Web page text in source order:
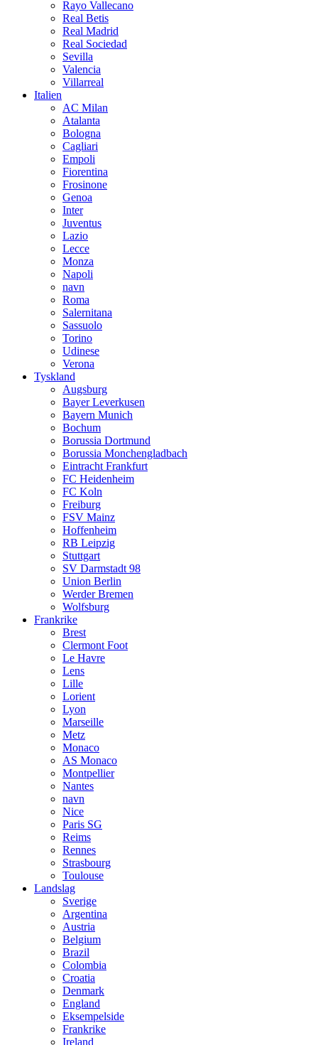
Rayo Vallecano
Real Betis
Real Madrid
Real Sociedad
Sevilla
Valencia
Villarreal
Italien
AC Milan
Atalanta
Bologna
Cagliari
Empoli
Fiorentina
Frosinone
Genoa
Inter
Juventus
Lazio
Lecce
Monza
Napoli
navn
Roma
Salernitana
Sassuolo
Torino
Udinese
Verona
Tyskland
Augsburg
Bayer Leverkusen
Bayern Munich
Bochum
Borussia Dortmund
Borussia Monchengladbach
Eintracht Frankfurt
FC Heidenheim
FC Koln
Freiburg
FSV Mainz
Hoffenheim
RB Leipzig
Stuttgart
SV Darmstadt 98
Union Berlin
Werder Bremen
Wolfsburg
Frankrike
Brest
Clermont Foot
Le Havre
Lens
Lille
Lorient
Lyon
Marseille
Metz
Monaco
AS Monaco
Montpellier
Nantes
navn
Nice
Paris SG
Reims
Rennes
Strasbourg
Toulouse
Landslag
Sverige
Argentina
Austria
Belgium
Brazil
Colombia
Croatia
Denmark
England
Eksempelside
Frankrike
Ireland